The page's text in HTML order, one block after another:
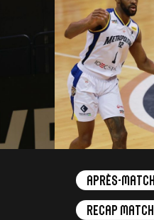
Après-match
Recap Match